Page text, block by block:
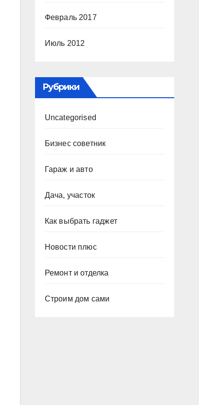
Февраль 2017
Июль 2012
Рубрики
Uncategorised
Бизнес советник
Гараж и авто
Дача, участок
Как выбрать гаджет
Новости плюс
Ремонт и отделка
Строим дом сами